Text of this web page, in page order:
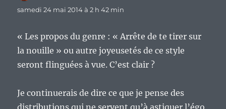
samedi 24 mai 2014 à 2 h 42 min
« Les propos du genre : « Arrête de te tirer sur
la nouille » ou autre joyeusetés de ce style
seront flinguées à vue. C’est clair ?
Je continuerais de dire ce que je pense des